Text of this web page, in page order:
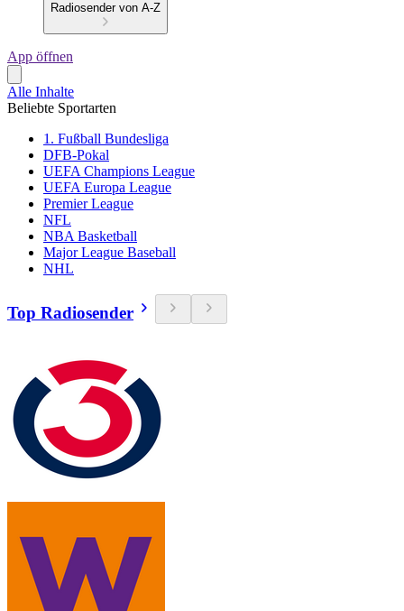
Radiosender von A-Z
App öffnen
Alle Inhalte
Beliebte Sportarten
1. Fußball Bundesliga
DFB-Pokal
UEFA Champions League
UEFA Europa League
Premier League
NFL
NBA Basketball
Major League Baseball
NHL
Top Radiosender